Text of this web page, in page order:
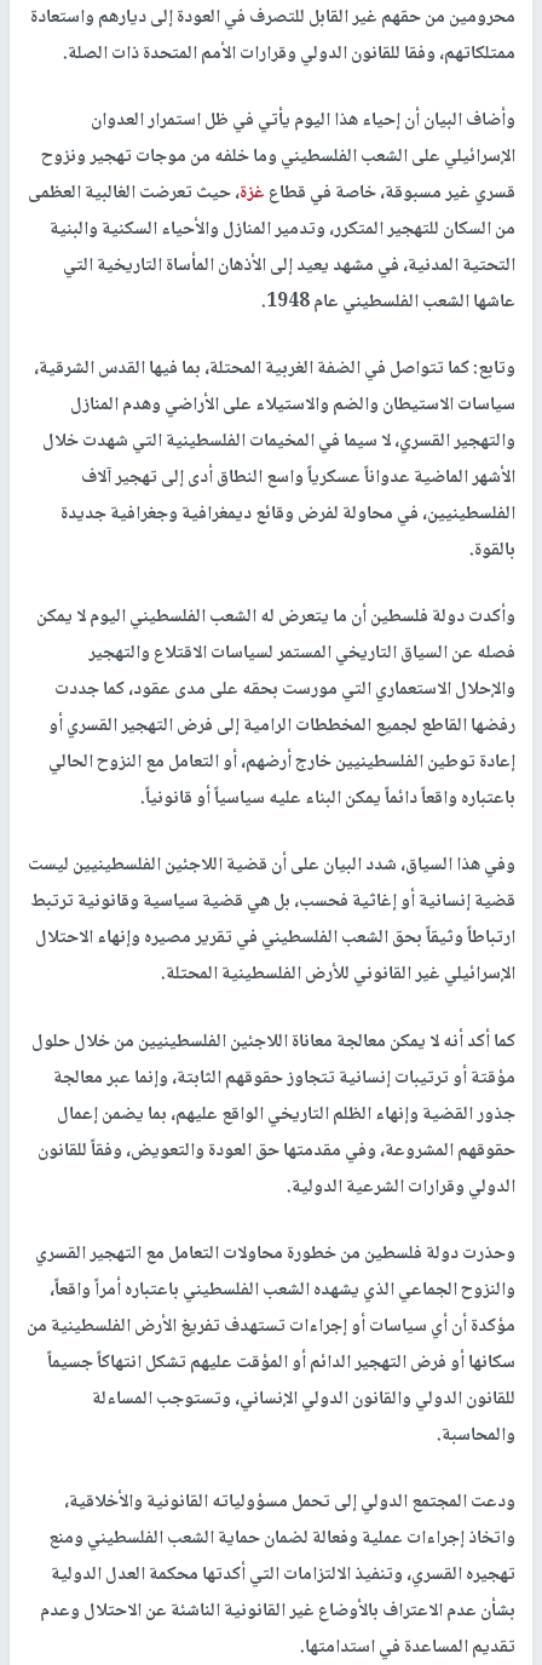
محرومين من حقهم غير القابل للتصرف في العودة إلى ديارهم واستعادة
ممتلكاتهم، وفقا للقانون الدولي وقرارات الأمم المتحدة ذات الصلة.
وأضاف البيان أن إحياء هذا اليوم يأتي في ظل استمرار العدوان
الإسرائيلي على الشعب الفلسطيني وما خلفه من موجات تهجير ونزوح
قسري غير مسبوقة، خاصة في قطاعغزة، حيث تعرضت الغالبية العظمى
من السكان للتهجير المتكرر، وتدمير المنازل والأحياء السكنية والبنية
التحتية المدنية، في مشهد يعيد إلى الأذهان المأساة التاريخية التي
عاشها الشعب الفلسطيني عام 1948.
وتابع: كما تتواصل في الضفة الغربية المحتلة، بما فيها القدس الشرقية،
سياسات الاستيطان والضم والاستيلاء على الأراضي وهدم المنازل
والتهجير القسري، لا سيما في المخيمات الفلسطينية التي شهدت خلال
الأشهر الماضية عدواناً عسكرياً واسع النطاق أدى إلى تهجير آلاف
الفلسطينيين، في محاولة لفرض وقائع ديمغرافية وجغرافية جديدة
بالقوة.
وأكدت دولة فلسطين أن ما يتعرض له الشعب الفلسطيني اليوم لا يمكن
فصله عن السياق التاريخي المستمر لسياسات الاقتلاع والتهجير
والإحلال الاستعماري التي مورست بحقه على مدى عقود، كما جددت
رفضها القاطع لجميع المخططات الرامية إلى فرض التهجير القسري أو
إعادة توطين الفلسطينيين خارج أرضهم، أو التعامل مع النزوح الحالي
باعتباره واقعاً دائماً يمكن البناء عليه سياسياً أو قانونياً.
وفي هذا السياق، شدد البيان على أن قضية اللاجئين الفلسطينيين ليست
قضية إنسانية أو إغاثية فحسب، بل هي قضية سياسية وقانونية ترتبط
ارتباطاً وثيقاً بحق الشعب الفلسطيني في تقرير مصيره وإنهاء الاحتلال
الإسرائيلي غير القانوني للأرض الفلسطينية المحتلة.
كما أكد أنه لا يمكن معالجة معاناة اللاجئين الفلسطينيين من خلال حلول
مؤقتة أو ترتيبات إنسانية تتجاوز حقوقهم الثابتة، وإنما عبر معالجة
جذور القضية وإنهاء الظلم التاريخي الواقع عليهم، بما يضمن إعمال
حقوقهم المشروعة، وفي مقدمتها حق العودة والتعويض، وفقاً للقانون
الدولي وقرارات الشرعية الدولية.
وحذرت دولة فلسطين من خطورة محاولات التعامل مع التهجير القسري
والنزوح الجماعي الذي يشهده الشعب الفلسطيني باعتباره أمراً واقعاً،
مؤكدة أن أي سياسات أو إجراءات تستهدف تفريغ الأرض الفلسطينية من
سكانها أو فرض التهجير الدائم أو المؤقت عليهم تشكل انتهاكاً جسيماً
للقانون الدولي والقانون الدولي الإنساني، وتستوجب المساءلة
والمحاسبة.
ودعت المجتمع الدولي إلى تحمل مسؤولياته القانونية والأخلاقية،
واتخاذ إجراءات عملية وفعالة لضمان حماية الشعب الفلسطيني ومنع
تهجيره القسري، وتنفيذ الالتزامات التي أكدتها محكمة العدل الدولية
بشأن عدم الاعتراف بالأوضاع غير القانونية الناشئة عن الاحتلال وعدم
تقديم المساعدة في استدامتها.